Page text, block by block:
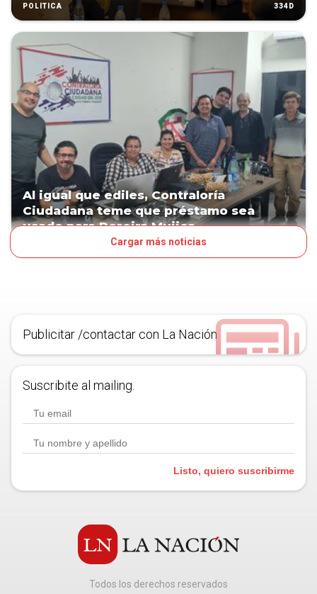
POLÍTICA 334D
Al igual que ediles, Contraloría
Ciudadana teme que préstamo sea
usado para Pereira Mujica
Cargar más noticias
Publicitar /contactar con La Nación
Suscribite al mailing.
Listo, quiero suscribirme
Todos los derechos reservados